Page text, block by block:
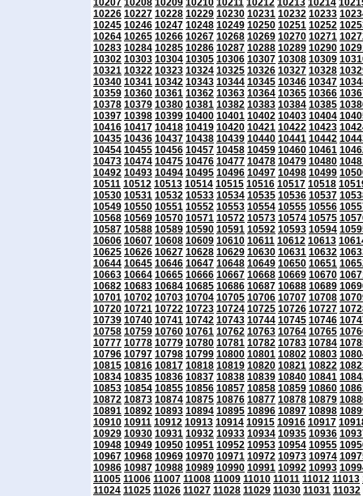
10207 10208 10209 10210 10211 10212 10213 10214
10226 10227 10228 10229 10230 10231 10232 10233
10245 10246 10247 10248 10249 10250 10251 10252
10264 10265 10266 10267 10268 10269 10270 10271
10283 10284 10285 10286 10287 10288 10289 10290
10302 10303 10304 10305 10306 10307 10308 10309
10321 10322 10323 10324 10325 10326 10327 10328
10340 10341 10342 10343 10344 10345 10346 10347
10359 10360 10361 10362 10363 10364 10365 10366
10378 10379 10380 10381 10382 10383 10384 10385
10397 10398 10399 10400 10401 10402 10403 10404
10416 10417 10418 10419 10420 10421 10422 10423
10435 10436 10437 10438 10439 10440 10441 10442
10454 10455 10456 10457 10458 10459 10460 10461
10473 10474 10475 10476 10477 10478 10479 10480
10492 10493 10494 10495 10496 10497 10498 10499
10511 10512 10513 10514 10515 10516 10517 10518
10530 10531 10532 10533 10534 10535 10536 10537
10549 10550 10551 10552 10553 10554 10555 10556
10568 10569 10570 10571 10572 10573 10574 10575
10587 10588 10589 10590 10591 10592 10593 10594
10606 10607 10608 10609 10610 10611 10612 10613
10625 10626 10627 10628 10629 10630 10631 10632
10644 10645 10646 10647 10648 10649 10650 10651
10663 10664 10665 10666 10667 10668 10669 10670
10682 10683 10684 10685 10686 10687 10688 10689
10701 10702 10703 10704 10705 10706 10707 10708
10720 10721 10722 10723 10724 10725 10726 10727
10739 10740 10741 10742 10743 10744 10745 10746
10758 10759 10760 10761 10762 10763 10764 10765
10777 10778 10779 10780 10781 10782 10783 10784
10796 10797 10798 10799 10800 10801 10802 10803
10815 10816 10817 10818 10819 10820 10821 10822
10834 10835 10836 10837 10838 10839 10840 10841
10853 10854 10855 10856 10857 10858 10859 10860
10872 10873 10874 10875 10876 10877 10878 10879
10891 10892 10893 10894 10895 10896 10897 10898
10910 10911 10912 10913 10914 10915 10916 10917
10929 10930 10931 10932 10933 10934 10935 10936
10948 10949 10950 10951 10952 10953 10954 10955
10967 10968 10969 10970 10971 10972 10973 10974
10986 10987 10988 10989 10990 10991 10992 10993
11005 11006 11007 11008 11009 11010 11011 11012 11013
11024 11025 11026 11027 11028 11029 11030 11031 11032